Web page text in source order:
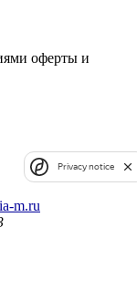
оферты и
m.ru
Privacy notice